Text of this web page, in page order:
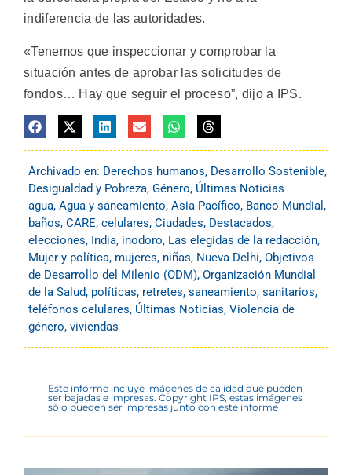
indiferencia de las autoridades.
«Tenemos que inspeccionar y comprobar la
situación antes de aprobar las solicitudes de
fondos… Hay que seguir el proceso”, dijo a IPS.
Archivado en: Derechos humanos, Desarrollo Sostenible,
Desigualdad y Pobreza, Género, Últimas Noticias
agua, Agua y saneamiento, Asia-Pacífico, Banco Mundial ,
baños, CARE, celulares, Ciudades, Destacados,
elecciones, India, inodoro, Las elegidas de la redacción,
Mujer y política, mujeres, niñas, Nueva Delhi, Objetivos
de Desarrollo del Milenio (ODM), Organización Mundial
de la Salud, políticas, retretes, saneamiento, sanitarios,
teléfonos celulares, Últimas Noticias, Violencia de
género, viviendas
Este informe incluye imágenes de calidad que pueden
ser bajadas e impresas. Copyright IPS, estas imágenes
sólo pueden ser impresas junto con este informe